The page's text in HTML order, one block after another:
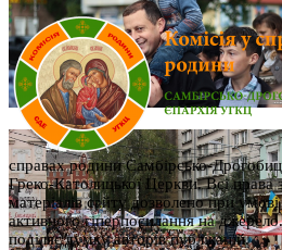
справах родини Самбірсько-
Греко-Католицької Церкви. Всі
матеріалів сайту дозволено при
активного гіперпосилання на
поділяє думку авторів публікацій.